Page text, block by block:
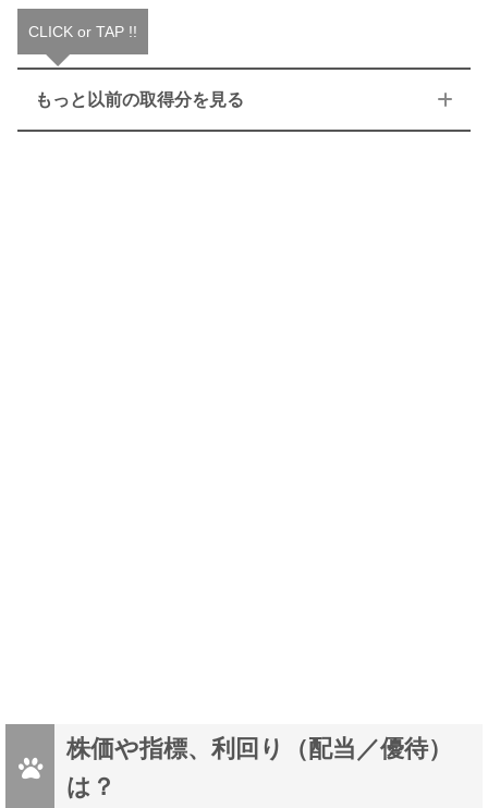
CLICK or TAP !!
もっと以前の取得分を見る
ラビ
株価や指標、利回り（配当／優待）
は？